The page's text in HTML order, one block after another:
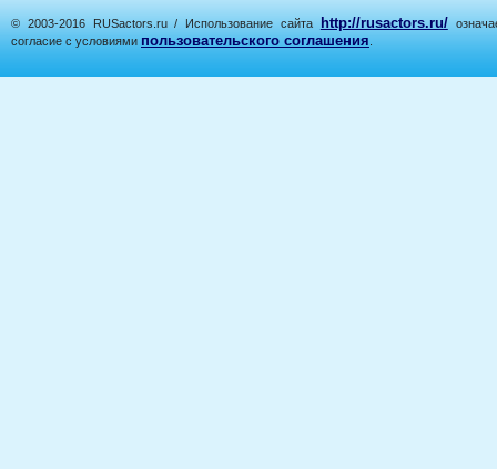
© 2003-2016 RUSactors.ru / Использование сайта http://rusactors.ru/
согласие с условиями пользовательского соглашения